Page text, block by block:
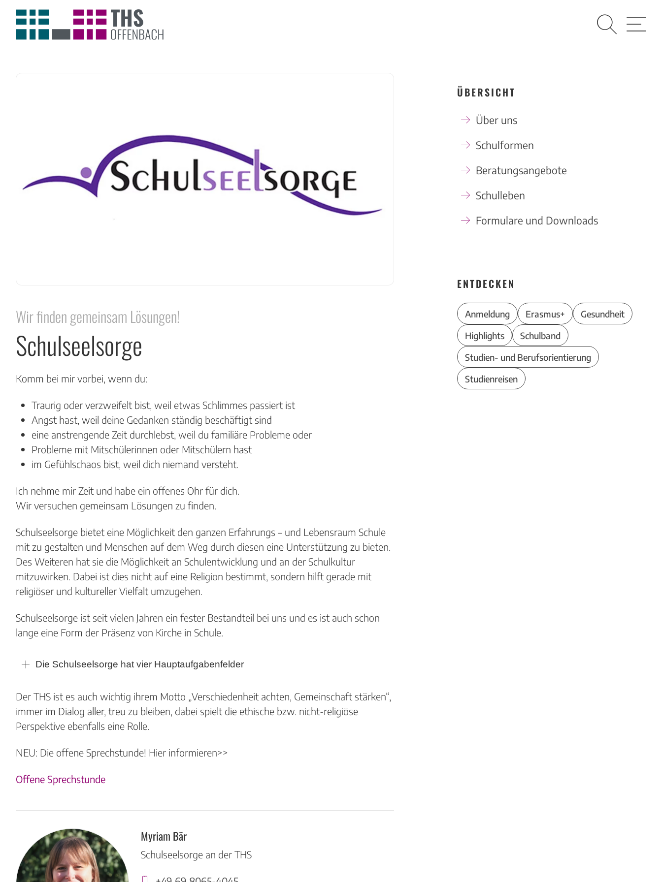
Wir finden gemeinsam Lösungen!
Schulseelsorge
Komm bei mir vorbei, wenn du:
Traurig oder verzweifelt bist, weil etwas Schlimmes passiert ist
Angst hast, weil deine Gedanken ständig beschäftigt sind
eine anstrengende Zeit durchlebst, weil du familiäre Probleme oder
Probleme mit Mitschülerinnen oder Mitschülern hast
im Gefühlschaos bist, weil dich niemand versteht.
Ich nehme mir Zeit und habe ein offenes Ohr für dich.
Wir versuchen gemeinsam Lösungen zu finden.
Schulseelsorge bietet eine Möglichkeit den ganzen Erfahrungs – und Lebensraum Schule
mit zu gestalten und Menschen auf dem Weg durch diesen eine Unterstützung zu bieten.
Des Weiteren hat sie die Möglichkeit an Schulentwicklung und an der Schulkultur
mitzuwirken. Dabei ist dies nicht auf eine Religion bestimmt, sondern hilft gerade mit
religiöser und kultureller Vielfalt umzugehen.
Schulseelsorge ist seit vielen Jahren ein fester Bestandteil bei uns und es ist auch schon
lange eine Form der Präsenz von Kirche in Schule.
Die Schulseelsorge hat vier Hauptaufgabenfelder
Der THS ist es auch wichtig ihrem Motto „Verschiedenheit achten, Gemeinschaft stärken“,
immer im Dialog aller, treu zu bleiben, dabei spielt die ethische bzw. nicht-religiöse
Perspektive ebenfalls eine Rolle.
NEU: Die offene Sprechstunde! Hier informieren>>
Offene Sprechstunde
Standorte Myriam Bär
Schulseelsorge an der THS
ÜBERSICHT
Über uns
Schulformen
Beratungsangebote
Schulleben
Formulare und Downloads
ENTDECKEN
Anmeldung Erasmus+
Gesundheit
Highlights
Schulband
Studien- und Berufsorientierung
Studienreisen